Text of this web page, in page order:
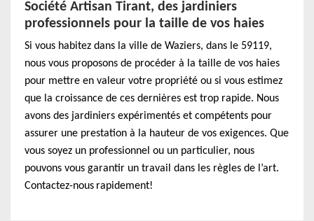
Société Artisan Tirant, des jardiniers
professionnels pour la taille de vos haies
Si vous habitez dans la ville de Waziers, dans le 59119,
nous vous proposons de procéder à la taille de vos haies
pour mettre en valeur votre propriété ou si vous estimez
que la croissance de ces dernières est trop rapide. Nous
avons des jardiniers expérimentés et compétents pour
assurer une prestation à la hauteur de vos exigences. Que
vous soyez un professionnel ou un particulier, nous
pouvons vous garantir un travail dans les règles de l’art.
Contactez-nous rapidement!